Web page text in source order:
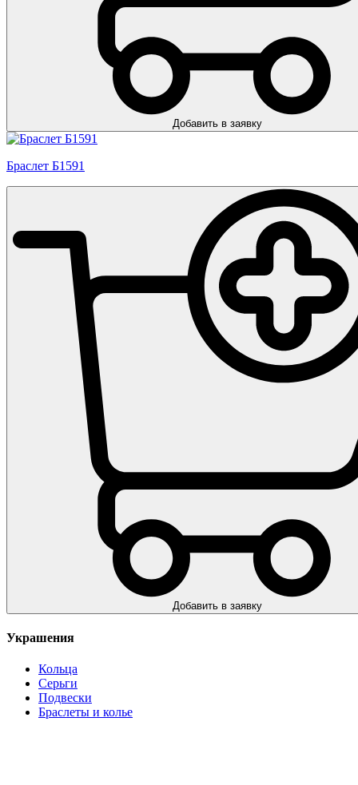
Добавить в заявку
Браслет Б1591
Добавить в заявку
Украшения
Кольца
Серьги
Подвески
Браслеты и колье